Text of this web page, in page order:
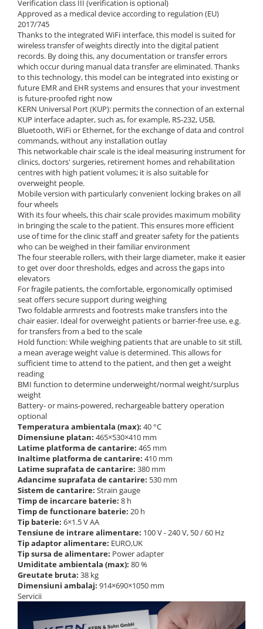
Verification class III (verification is optional)
Approved as a medical device according to regulation (EU)
2017/745
Thanks to the integrated WiFi interface, this model is suited for
wireless transfer of weights directly into the digital patient
records. By doing this, any documentation or transfer errors
which occur during manual data transfer are eliminated. Thanks
to this technology, this model can be integrated into existing or
future EMR and EHR systems and ensures that your investment
is future-proofed right now
KERN Universal Port (KUP): permits the connection of an external
KUP interface adapter, such as, for example, RS-232, USB,
Bluetooth, WiFi or Ethernet, for the exchange of data and control
commands, without any installation outlay
This networkable chair scale is the ideal measuring instrument for
clinics, doctors' surgeries, retirement homes and rehabilitation
centres with high patient volumes; it is also suitable for
overweight people.
Mobile version with particularly convenient locking brakes on all
four wheels
With its four wheels, this chair scale provides maximum mobility
in bringing the scale to the patient. This ensures more efficient
use of time for the clinic staff and greater safety for the patients
who can be weighed in their familiar environment
The four steerable rollers, with their large diameter, make it easier
to get over door thresholds, edges and across the gaps into
elevators
For fragile patients, the comfortable, ergonomically optimised
seat offers secure support during weighing
Two foldable armrests and footrests make transfers into the
chair easier. Ideal for overweight patients or barrier-free use, e.g.
for transfers from a bed to the scale
Hold function: While weighing patients that are unable to sit still,
a mean average weight value is determined. This allows for
sufficient time to attend to the patient, and then get a weight
reading
BMI function to determine underweight/normal weight/surplus
weight
Battery- or mains-powered, rechargeable battery operation
optional
Temperatura ambientala (max): 40 °C
Dimensiune platan: 465×530×410 mm
Latime platforma de cantarire: 465 mm
Inaltime platforma de cantarire: 410 mm
Latime suprafata de cantarire: 380 mm
Adancime suprafata de cantarire: 530 mm
Sistem de cantarire: Strain gauge
Timp de incarcare baterie: 8 h
Timp de functionare baterie: 20 h
Tip baterie: 6×1.5 V AA
Tensiune de intrare alimentare: 100 V - 240 V, 50 / 60 Hz
Tip adaptor alimentare: EURO,UK
Tip sursa de alimentare: Power adapter
Umiditate ambientala (max): 80 %
Greutate bruta: 38 kg
Dimensiuni ambalaj: 914×690×1050 mm
Servicii